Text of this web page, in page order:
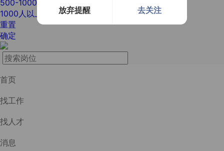
放弃提醒 去关注
500-1000人
1000人以上
重置
确定
首页
找工作
找人才
消息